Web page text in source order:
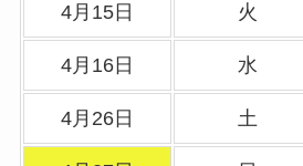
4月15日 火
4月16日 水
4月26日 土